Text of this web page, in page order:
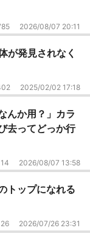
2026/08/07 20:11
が発見されなく
2025/02/02 17:18
んか用？」カラ
去ってどっか行
2026/08/07 13:58
トップになれる
26 2026/07/26 23:31